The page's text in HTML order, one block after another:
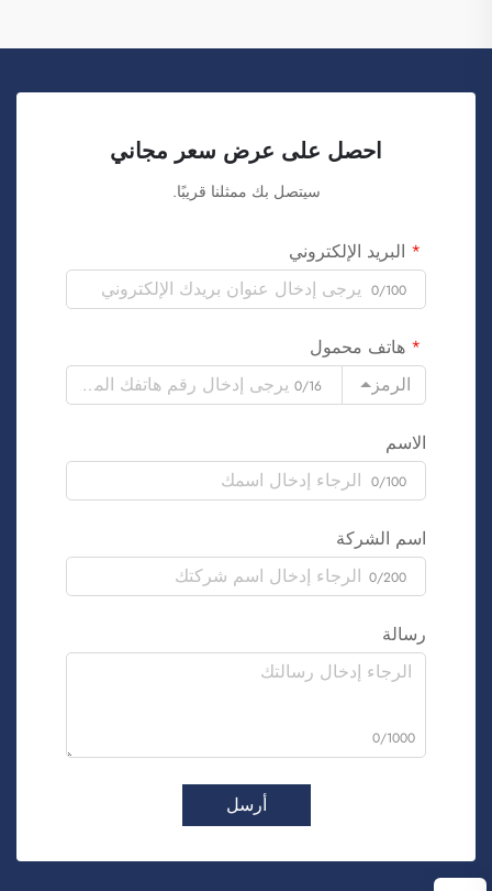
احصل على عرض سعر مجاني
سيتصل بك ممثلنا قريبًا.
البريد الإلكتروني
0/100
هاتف محمول
الرمز
0/16
الاسم
0/100
اسم الشركة
0/200
رسالة
0/1000
أرسل